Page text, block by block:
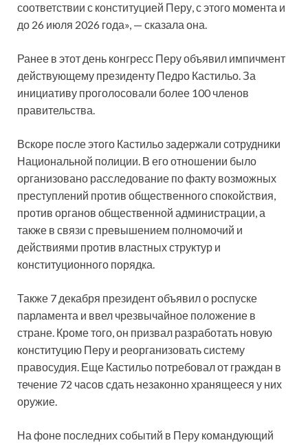
соответствии с конституцией Перу, с этого момента и
до 26 июля 2026 года», — сказала она.
Ранее в этот день конгресс Перу объявил импичмент
действующему президенту Педро Кастильо. За
инициативу проголосовали более 100 членов
правительства.
Вскоре после этого Кастильо задержали сотрудники
Национальной полиции. В его отношении было
организовано расследование по факту возможных
преступлений против общественного спокойствия,
против органов общественной администрации, а
также в связи с превышением полномочий и
действиями против властных структур и
конституционного порядка.
Также 7 декабря президент объявил о роспуске
парламента и ввел чрезвычайное положение в
стране. Кроме того, он призвал разработать новую
конституцию Перу и реорганизовать систему
правосудия. Еще Кастильо потребовал от граждан в
течение 72 часов сдать незаконно хранящееся у них
оружие.
На фоне последних событий в Перу командующий